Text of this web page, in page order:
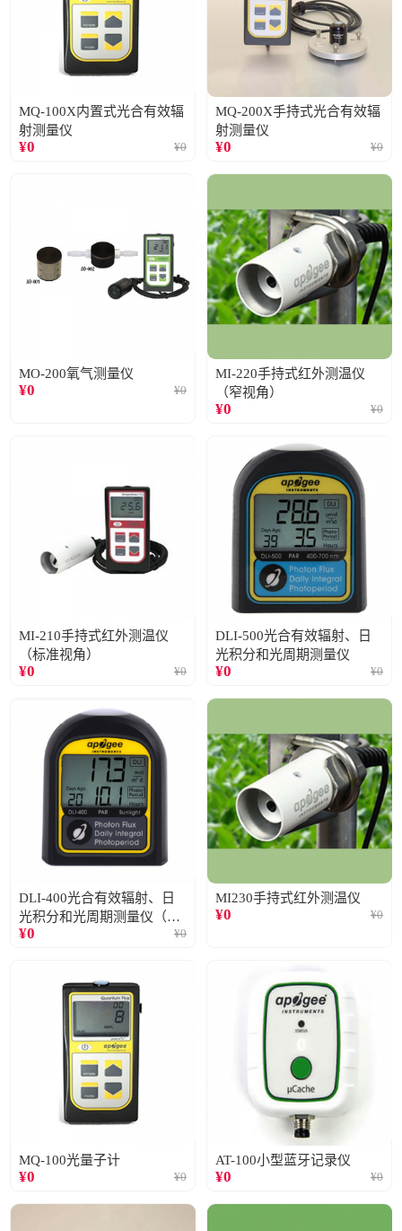
MQ-100X内置式光合有效辐
射测量仪
¥0 ¥0
MQ-200X手持式光合有效辐
射测量仪
¥0 ¥0
MO-200氧气测量仪
¥0 ¥0
MI-220手持式红外测温仪
（窄视角）
¥0 ¥0
MI-210手持式红外测温仪
（标准视角）
¥0 ¥0
DLI-500光合有效辐射、日
光积分和光周期测量仪
¥0 ¥0
DLI-400光合有效辐射、日
光积分和光周期测量仪（仅
阳光）
¥0 ¥0
MI230手持式红外测温仪
¥0 ¥0
MQ-100光量子计
¥0 ¥0
AT-100小型蓝牙记录仪
¥0 ¥0